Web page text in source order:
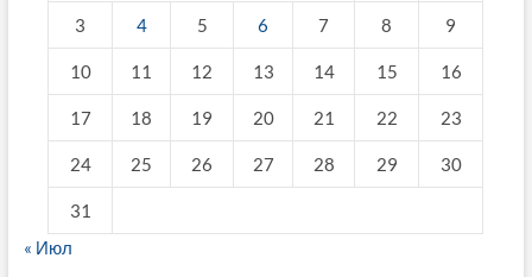
3 4 5 6 7 8 9
10 11 12 13 14 15 16
17 18 19 20 21 22 23
24 25 26 27 28 29 30
31
« Июл